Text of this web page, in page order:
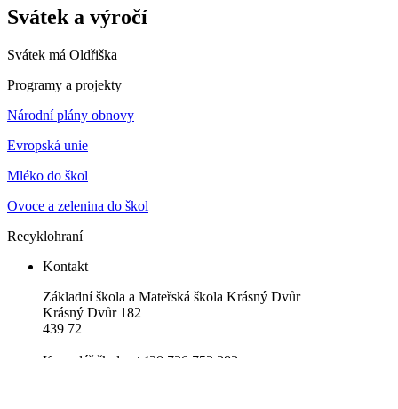
Svátek a výročí
Svátek má Oldřiška
Programy a projekty
Národní plány obnovy
Evropská unie
Mléko do škol
Ovoce a zelenina do škol
Recyklohraní
Kontakt
Základní škola a Mateřská škola Krásný Dvůr
Krásný Dvůr 182
439 72
Kancelář školy: +420 736 752 283